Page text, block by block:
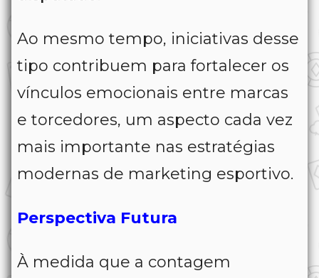
Ao mesmo tempo, iniciativas desse
tipo contribuem para fortalecer os
vínculos emocionais entre marcas
e torcedores, um aspecto cada vez
mais importante nas estratégias
modernas de marketing esportivo.
Perspectiva Futura
À medida que a contagem